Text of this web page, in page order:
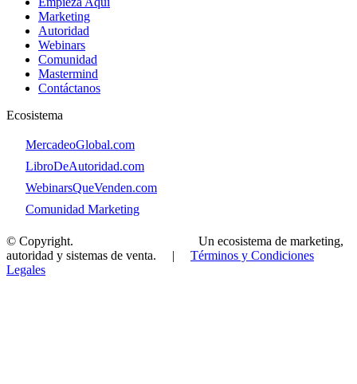
Marketing
Autoridad
Webinars
Comunidad
Mastermind
Contáctanos
Ecosistema
MercadeoGlobal.com
LibroDeAutoridad.com
WebinarsQueVenden.com
Comunidad Marketing
© Copyright.
Un ecosistema de marketing,
autoridad y sistemas de venta. | Términos y Condiciones
Legales